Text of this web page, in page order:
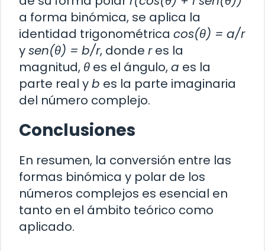
a forma binómica, se aplica la
identidad trigonométrica cos(θ) = a/r
ysen(θ) = b/r, donde res la
magnitud, θ es el ángulo,a es la
parte real yb es la parte imaginaria
del número complejo.
Conclusiones
En resumen, la conversión entre las
formas binómica y polar de los
números complejos es esencial en
tanto en el ámbito teórico como
aplicado.